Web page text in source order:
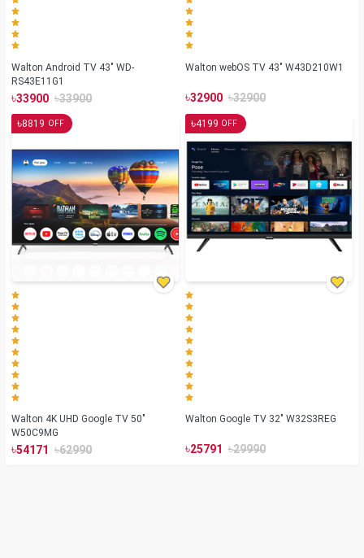
Walton Android TV 43" WD-
RS43E11G1
৳33900 ৳33900
Walton webOS TV 43" W43D210W1
৳32900 ৳32900
৳8819 OFF
Walton 4K UHD Google TV 50"
W50C9MG
৳54171 ৳62990
৳4199 OFF
Walton Google TV 32" W32S3REG
৳25791 ৳29990